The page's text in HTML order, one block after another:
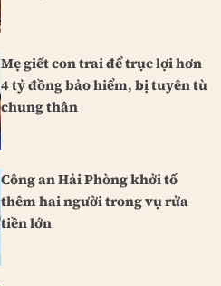
Mẹ giết con trai để trục lợi hơn
4 tỷ đồng bảo hiểm, bị tuyên tù
chung thân
Công an Hải Phòng khởi tố
thêm hai người trong vụ rửa
tiền lớn